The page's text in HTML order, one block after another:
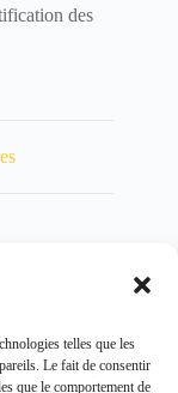
telles que les
Le fait de consentir
que le comportement de
des
SAS